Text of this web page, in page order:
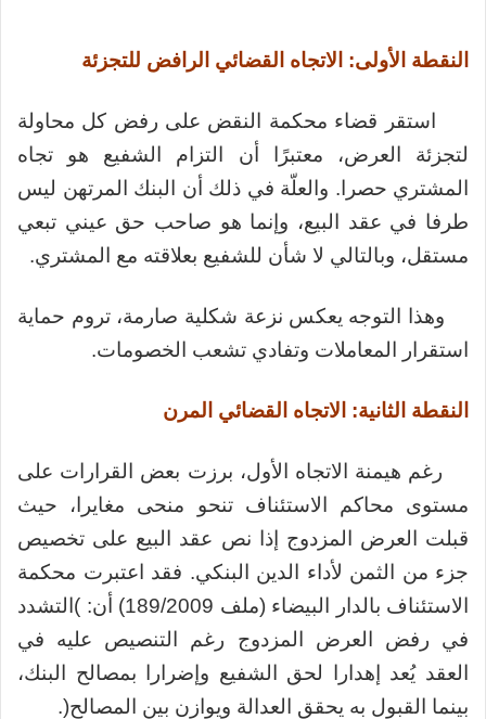
النقطة الأولى: الاتجاه القضائي الرافض للتجزئة
استقر قضاء محكمة النقض على رفض كل محاولة
لتجزئة العرض، معتبرًا أن التزام الشفيع هو تجاه
المشتري حصرا. والعلّة في ذلك أن البنك المرتهن ليس
طرفا في عقد البيع، وإنما هو صاحب حق عيني تبعي
مستقل، وبالتالي لا شأن للشفيع بعلاقته مع المشتري.
وهذا التوجه يعكس نزعة شكلية صارمة، تروم حماية
استقرار المعاملات وتفادي تشعب الخصومات.
النقطة الثانية: الاتجاه القضائي المرن
رغم هيمنة الاتجاه الأول، برزت بعض القرارات على
مستوى محاكم الاستئناف تنحو منحى مغايرا، حيث
قبلت العرض المزدوج إذا نص عقد البيع على تخصيص
جزء من الثمن لأداء الدين البنكي. فقد اعتبرت محكمة
الاستئناف بالدار البيضاء (ملف 189/2009) أن: )التشدد
في رفض العرض المزدوج رغم التنصيص عليه في
العقد يُعد إهدارا لحق الشفيع وإضرارا بمصالح البنك،
بينما القبول به يحقق العدالة ويوازن بين المصالح(.